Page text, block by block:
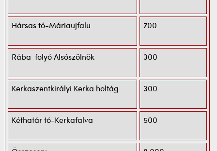
Hársas tó-Máriaujfalu 700
Rába folyó Alsószölnök 300
Kerkaszentkirályi Kerka holtág 300
Kéthatár tó-Kerkafalva 500